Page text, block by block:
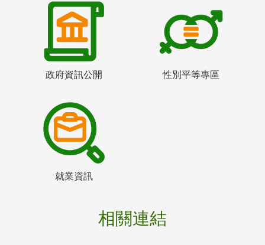
政府資訊公開 性別平等專區
就業資訊
相關連結